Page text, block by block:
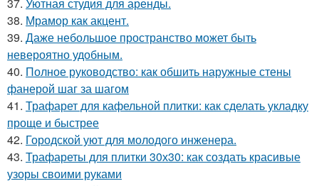
37. Уютная студия для аренды.
38. Мрамор как акцент.
39. Даже небольшое пространство может быть
невероятно удобным.
40. Полное руководство: как обшить наружные стены
фанерой шаг за шагом
41. Трафарет для кафельной плитки: как сделать укладку
проще и быстрее
42. Городской уют для молодого инженера.
43. Трафареты для плитки 30х30: как создать красивые
узоры своими руками